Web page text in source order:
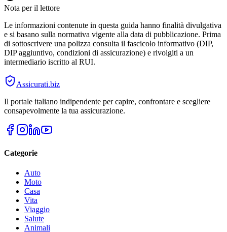
Nota per il lettore
Le informazioni contenute in questa guida hanno finalità divulgativa
e si basano sulla normativa vigente alla data di pubblicazione. Prima
di sottoscrivere una polizza consulta il fascicolo informativo (DIP,
DIP aggiuntivo, condizioni di assicurazione) e rivolgiti a un
intermediario iscritto al RUI.
Assicurati.biz
Il portale italiano indipendente per capire, confrontare e scegliere
consapevolmente la tua assicurazione.
Categorie
Auto
Moto
Casa
Vita
Viaggio
Salute
Animali